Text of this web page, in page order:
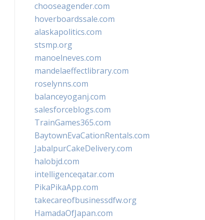
chooseagender.com
hoverboardssale.com
alaskapolitics.com
stsmp.org
manoelneves.com
mandelaeffectlibrary.com
roselynns.com
balanceyoganj.com
salesforceblogs.com
TrainGames365.com
BaytownEvaCationRentals.com
JabalpurCakeDelivery.com
halobjd.com
intelligenceqatar.com
PikaPikaApp.com
takecareofbusinessdfw.org
HamadaOfJapan.com